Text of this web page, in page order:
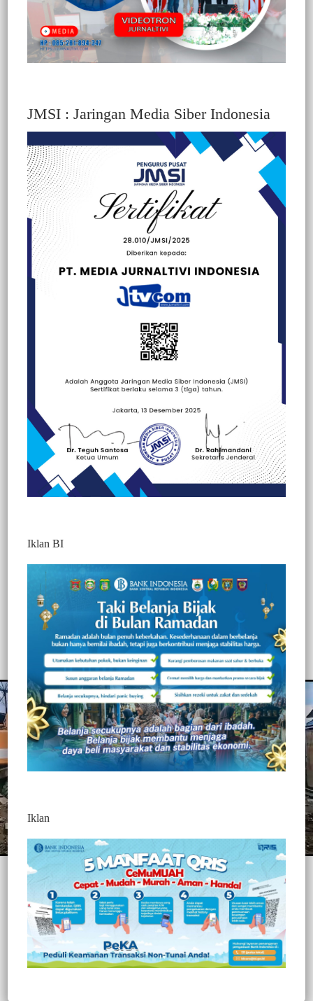
BERITA VIDEO : JADIKAN TANA
TORAJA KABUPATEN SEHAT, SATPOL
PP BONGKAR BANGUNAN LIAR
DIPASAR MAKALE
Redaksi Jurnaltivi
0 Min Baca
Minggu, 25 Juli 2021
315
Post Views: 315
JMSI : Jaringan Media Siber Indonesia
Iklan BI
Iklan